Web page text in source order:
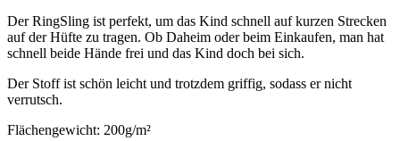
Der RingSling ist perfekt, um das Kind schnell auf kurzen Strecken
auf der Hüfte zu tragen. Ob Daheim oder beim Einkaufen, man hat
schnell beide Hände frei und das Kind doch bei sich.
Der Stoff ist schön leicht und trotzdem griffig, sodass er nicht
verrutsch.
Flächengewicht: 200g/m²